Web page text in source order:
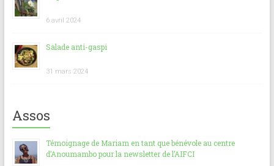
6 avril 2024
Salade anti-gaspi
31 mars 2024
Assos
Témoignage de Mariam en tant que bénévole au centre
d’Anoumambo pour la newsletter de l’AIFCI